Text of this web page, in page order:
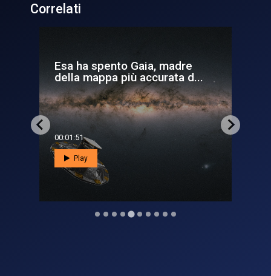
Correlati
Esa ha spento Gaia, madre
della mappa più accurata d...
00:01:51
Play